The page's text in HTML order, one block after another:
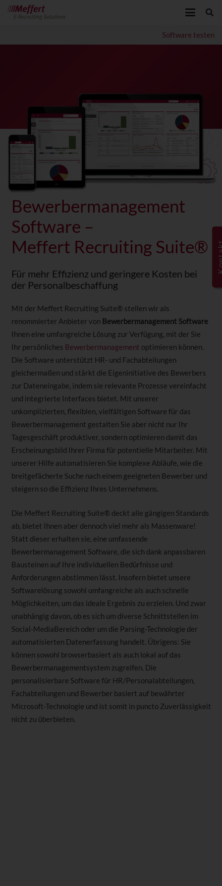
Software testen
Bewerbermanagement
Software –
Meffert Recruiting Suite®
Für mehr Effizienz und geringere Kosten bei
der Personalbeschaffung
Mit der Meffert Recruiting Suite® stellen wir als
renommierter Anbieter von Bewerbermanagement Software
Ihnen eine umfangreiche Lösung zur Verfügung, mit der Sie
Ihr persönliches Bewerbermanagement optimieren können.
Die Software unterstützt HR- und Fachabteilungen
gleichermaßen und stärkt die Eigeninitiative des Bewerbers
zur Dateneingabe, indem sie relevante Prozesse vereinfacht
und integrierte Interfaces bietet. Mit unserer
unkomplizierten, flexiblen, vielfältigen Software für das
Bewerbermanagement gestalten Sie aber nicht nur Ihr
Tagesgeschäft produktiver, sondern optimieren damit das
Erscheinungsbild Ihrer Firma für potentielle Mitarbeiter. Mit
unserer Hilfe automatisieren Sie komplexe Abläufe, wie die
breitgefächerte Suche nach einem geeigneten Bewerber und
steigern so die Effizienz Ihres Unternehmens.
Die Meffert Recruiting Suite® deckt alle gängigen Standards
ab, bietet Ihnen aber dennoch viel mehr als Massenware!
Statt dieser erhalten sie, eine umfassende
Bewerbermanagement Software, die sich dank anpassbaren
Bausteinen auf Ihre individuellen Bedürfnisse und
Anforderungen abstimmen lässt. Insofern bietet unsere
Softwarelösung sowohl umfangreiche als auch schnelle
Möglichkeiten, um das ideale Ergebnis zu erzielen. Und zwar
unabhängig davon, ob es sich um diverse Schnittstellen im
Social-MediaBereich oder um die Parsing-Technologie der
automatisierten Datenerfassung handelt. Übrigens: Sie
können sowohl browserbasiert als auch lokal auf das
Bewerbermanagementsystem zugreifen. Die
personalisierbare Software für HR/Personalabteilungen,
Fachabteilungen und Bewerber basiert auf bewährter
Microsoft-Technologie und ist somit in puncto Zuverlässigkeit
nicht zu überbieten.